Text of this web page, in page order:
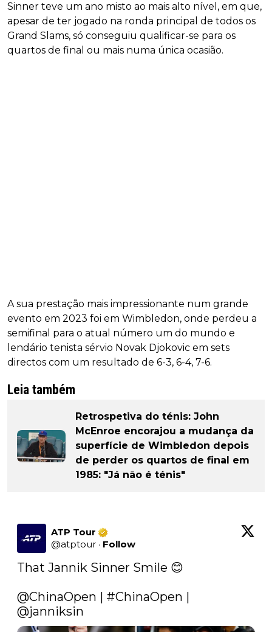
Sinner teve um ano misto ao mais alto nível, em que,
apesar de ter jogado na ronda principal de todos os
Grand Slams, só conseguiu qualificar-se para os
quartos de final ou mais numa única ocasião.
A sua prestação mais impressionante num grande
evento em 2023 foi em Wimbledon, onde perdeu a
semifinal para o atual número um do mundo e
lendário tenista sérvio Novak Djokovic em sets
directos com um resultado de 6-3, 6-4, 7-6.
Leia também
Retrospetiva do ténis: John
McEnroe encorajou a mudança da
superfície de Wimbledon depois
de perder os quartos de final em
1985: "Já não é ténis"
ATP Tour
@atptour · Follow
That Jannik Sinner Smile 😊
@ChinaOpen
#ChinaOpen
@janniksin